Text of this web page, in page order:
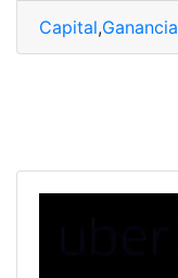
Capital,